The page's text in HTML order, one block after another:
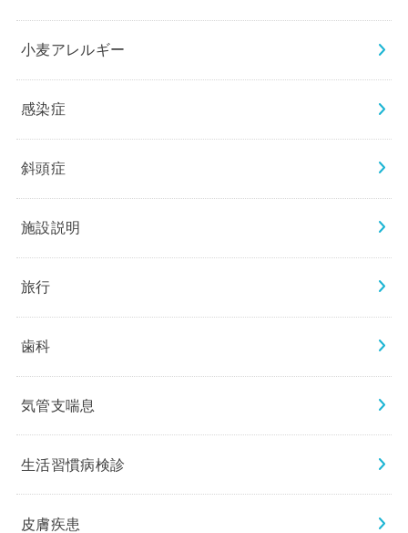
小麦アレルギー
感染症
斜頭症
施設説明
旅行
歯科
気管支喘息
生活習慣病検診
皮膚疾患